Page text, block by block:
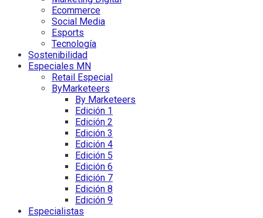
Ecommerce
Social Media
Esports
Tecnología
Sostenibilidad
Especiales MN
Retail Especial
ByMarketeers
By Marketeers
Edición 1
Edición 2
Edición 3
Edición 4
Edición 5
Edición 6
Edición 7
Edición 8
Edición 9
Especialistas